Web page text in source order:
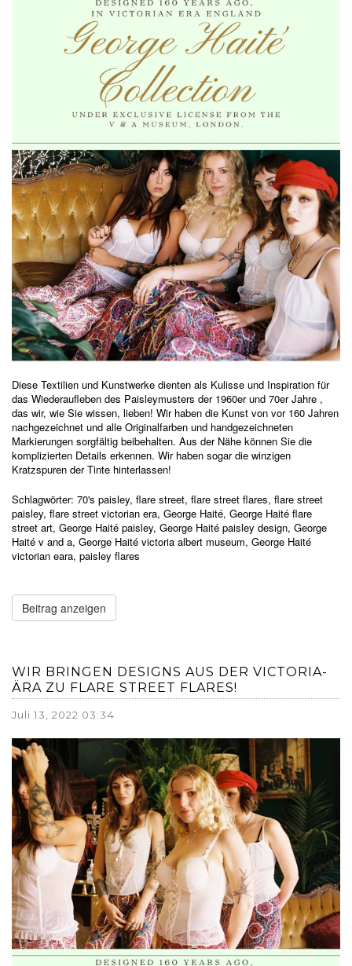
Diese Textilien und Kunstwerke dienten als Kulisse und Inspiration für
das Wiederaufleben des Paisleymusters der 1960er und 70er Jahre ,
das wir, wie Sie wissen, lieben! Wir haben die Kunst von vor 160 Jahren
nachgezeichnet und alle Originalfarben und handgezeichneten
Markierungen sorgfältig beibehalten. Aus der Nähe können Sie die
komplizierten Details erkennen. Wir haben sogar die winzigen
Kratzspuren der Tinte hinterlassen!
Schlagwörter: 70's paisley, flare street, flare street flares, flare street
paisley, flare street victorian era, George Haité, George Haité flare
street art, George Haité paisley, George Haité paisley design, George
Haité v and a, George Haité victoria albert museum, George Haité
victorian eara, paisley flares
Beitrag anzeigen
WIR BRINGEN DESIGNS AUS DER VICTORIA-
ÄRA ZU FLARE STREET FLARES!
Juli 13, 2022 03:34